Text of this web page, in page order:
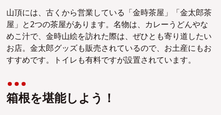
山頂には、古くから営業している「金時茶屋」「金太郎茶
屋」と2つの茶屋があります。名物は、カレーうどんやな
めこ汁で、金時山絵を訪れた際は、ぜひとも寄り道したい
お店。金太郎グッズも販売されているので、お土産にもお
すすめです。トイレも有料ですが設置されています。
箱根を堪能しよう！